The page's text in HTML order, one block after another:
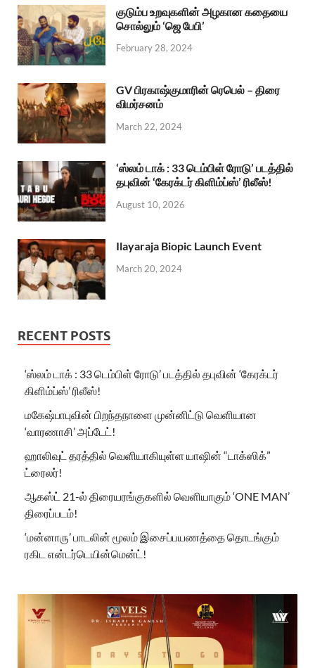
குடும்ப உறவுகளின் அழகான கதையை
சொல்லும் ‘ஜெ பேபி’
February 28, 2024
GV பிரகாஷ்குமாரின் ரெபெல் – திரை
விமர்சனம்
March 22, 2024
‘ஸ்லம் டாக் : 33 டெம்பிள் ரோடு’ படத்தில்
தபுவின் ‘கேரக்டர் கிளிம்ப்ஸ்’ ரிலீஸ்!
August 10, 2026
Ilayaraja Biopic Launch Event
March 20, 2024
RECENT POSTS
‘ஸ்லம் டாக் : 33 டெம்பிள் ரோடு’ படத்தில் தபுவின் ‘கேரக்டர்
கிளிம்ப்ஸ்’ ரிலீஸ்!
மகேஷ்பாபுவின் பிறந்தநாளை முன்னிட்டு வெளியான
‘வாரணாசி’ அப்டேட்!
ஹாலிவுட் தரத்தில் வெளியாகியுள்ள யாஷின் “டாக்ஸிக்”
ட்ரைலர்!
ஆகஸ்ட் 21-ல் திரையரங்குகளில் வெளியாகும் ‘ONE MAN’
திரைப்படம்!
‘மன்னாரு’ பாடலின் மூலம் இசைப்பயணத்தை தொடங்கும்
ரகிட என்டர்டெயின்மென்ட்!